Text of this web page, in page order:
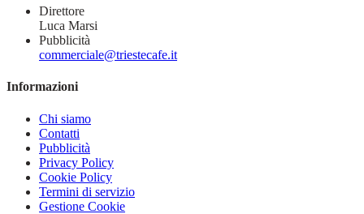
Direttore
Luca Marsi
Pubblicità
commerciale@triestecafe.it
Informazioni
Chi siamo
Contatti
Pubblicità
Privacy Policy
Cookie Policy
Termini di servizio
Gestione Cookie